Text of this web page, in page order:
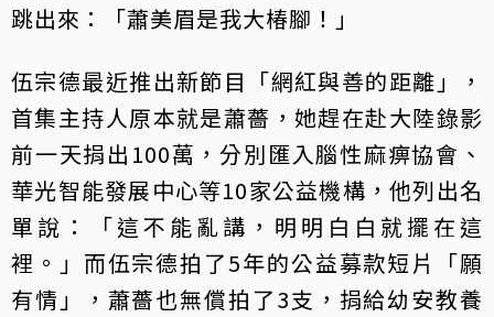
跳出來：「蕭美眉是我大椿腳！」
伍宗德最近推出新節目「網紅與善的距離」，
首集主持人原本就是蕭薔，她趕在赴大陸錄影
前一天捐出100萬，分別匯入腦性麻痹協會、
華光智能發展中心等10家公益機構，他列出名
單說：「這不能亂講，明明白白就擺在這
裡。」而伍宗德拍了5年的公益募款短片「願
有情」，蕭薔也無償拍了3支，捐給幼安教養